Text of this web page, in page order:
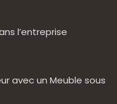
l’entreprise
avec un Meuble sous